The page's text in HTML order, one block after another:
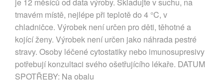
je 12 měsíců od data výroby. Skladujte v suchu, na
tmavém místě, nejlépe při teplotě do 4 °C, v
chladničce. Výrobek není určen pro děti, těhotné a
kojící ženy. Výrobek není určen jako náhrada pestré
stravy. Osoby léčené cytostatiky nebo imunosupresivy
potřebují konzultaci svého ošetřujícího lékaře. DATUM
SPOTŘEBY: Na obalu